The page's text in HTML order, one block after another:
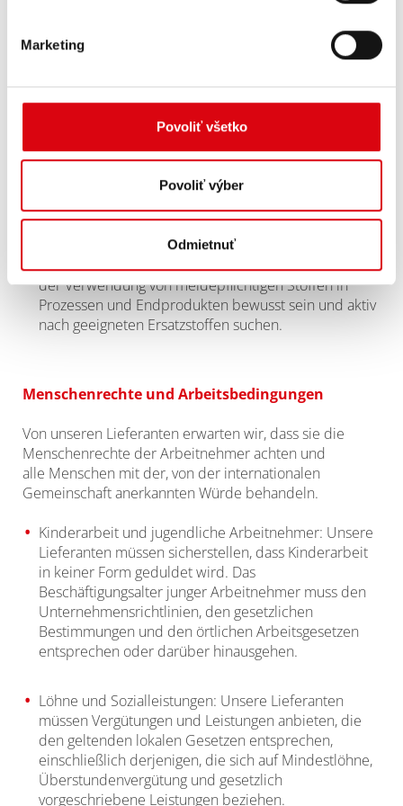
Marketing
Povoliť všetko
Povoliť výber
Odmietnuť
nachhaltige Produktion zu erreichen, wenn Rohstoffe
landwirtschaftlichen oder forstwirtschaftlichen
Verantwortungsvolles Chemikalienmanagement: Von
unseren Lieferanten wird erwartet, dass sie die
Verwendung von Stoffen mit eingeschränktem
Verwendungszweck in Herstellungsprozessen und
Endprodukten identifizieren, minimieren oder
eliminieren, um die Einhaltung von Vorschriften zu
gewährleisten. Unsere Lieferanten müssen sich auch
der Verwendung von meldepflichtigen Stoffen in
Prozessen und Endprodukten bewusst sein und aktiv
nach geeigneten Ersatzstoffen suchen.
Menschenrechte und Arbeitsbedingungen
Von unseren Lieferanten erwarten wir, dass sie die
Menschenrechte der Arbeitnehmer achten und
alle Menschen mit der, von der internationalen
Gemeinschaft anerkannten Würde behandeln.
Kinderarbeit und jugendliche Arbeitnehmer: Unsere
Lieferanten müssen sicherstellen, dass Kinderarbeit
in keiner Form geduldet wird. Das
Beschäftigungsalter junger Arbeitnehmer muss den
Unternehmensrichtlinien, den gesetzlichen
Bestimmungen und den örtlichen Arbeitsgesetzen
entsprechen oder darüber hinausgehen.
Löhne und Sozialleistungen: Unsere Lieferanten
müssen Vergütungen und Leistungen anbieten, die
den geltenden lokalen Gesetzen entsprechen,
einschließlich derjenigen, die sich auf Mindestlöhne,
Überstundenvergütung und gesetzlich
vorgeschriebene Leistungen beziehen.